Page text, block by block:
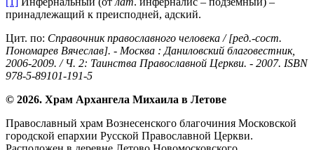
принадлежащий к преисподней, адский.
Цит. по: Справочник православного человека / [ред.-сост.
Пономарев Вячеслав]. - Москва : Даниловский благовестник,
2006-2009. / Ч. 2: Таинства Православной Церкви. - 2007. ISBN
978-5-89101-191-5
© 2026. Храм Архангела Михаила в Летове
Православный храм Вознесенского благочиния Московской
городской епархии Русской Православной Церкви.